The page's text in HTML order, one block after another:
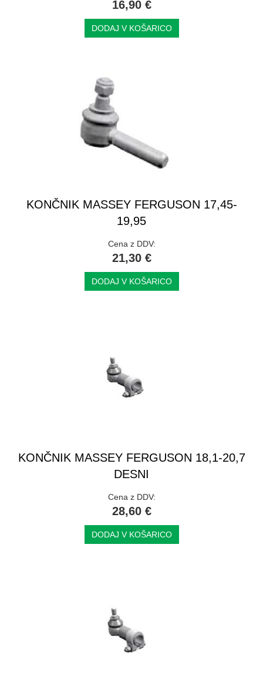
16,90 €
DODAJ V KOŠARICO
KONČNIK MASSEY FERGUSON 17,45-
19,95
Cena z DDV:
21,30 €
DODAJ V KOŠARICO
KONČNIK MASSEY FERGUSON 18,1-20,7
DESNI
Cena z DDV:
28,60 €
DODAJ V KOŠARICO